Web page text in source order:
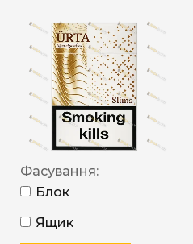
Фасування:
Блок
Ящик